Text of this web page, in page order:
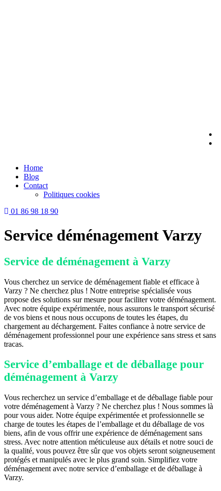
Home
Blog
Contact
Politiques cookies
01 86 98 18 90
Service déménagement Varzy
Service de déménagement à Varzy
Vous cherchez un service de déménagement fiable et efficace à
Varzy ? Ne cherchez plus ! Notre entreprise spécialisée vous
propose des solutions sur mesure pour faciliter votre déménagement.
Avec notre équipe expérimentée, nous assurons le transport sécurisé
de vos biens et nous nous occupons de toutes les étapes, du
chargement au déchargement. Faites confiance à notre service de
déménagement professionnel pour une expérience sans stress et sans
tracas.
Service d’emballage et de déballage pour
déménagement à Varzy
Vous recherchez un service d’emballage et de déballage fiable pour
votre déménagement à Varzy ? Ne cherchez plus ! Nous sommes là
pour vous aider. Notre équipe expérimentée et professionnelle se
charge de toutes les étapes de l’emballage et du déballage de vos
biens, afin de vous offrir une expérience de déménagement sans
stress. Avec notre attention méticuleuse aux détails et notre souci de
la qualité, vous pouvez être sûr que vos objets seront soigneusement
protégés et manipulés avec le plus grand soin. Simplifiez votre
déménagement avec notre service d’emballage et de déballage à
Varzy.